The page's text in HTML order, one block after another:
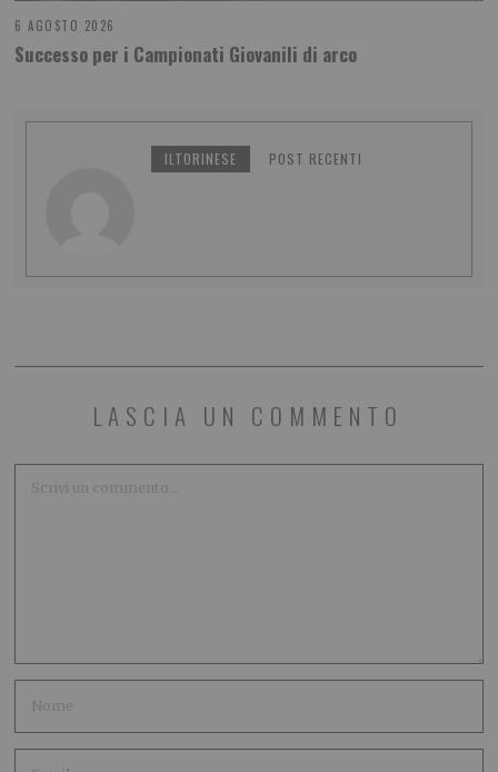
6 AGOSTO 2026
Successo per i Campionati Giovanili di arco
ILTORINESE POST RECENTI
LASCIA UN COMMENTO